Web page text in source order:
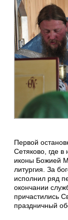
Первой
Сетяково, где
иконы Божией
литургия. За
исполнил ряд
окончании
причастились
праздничный